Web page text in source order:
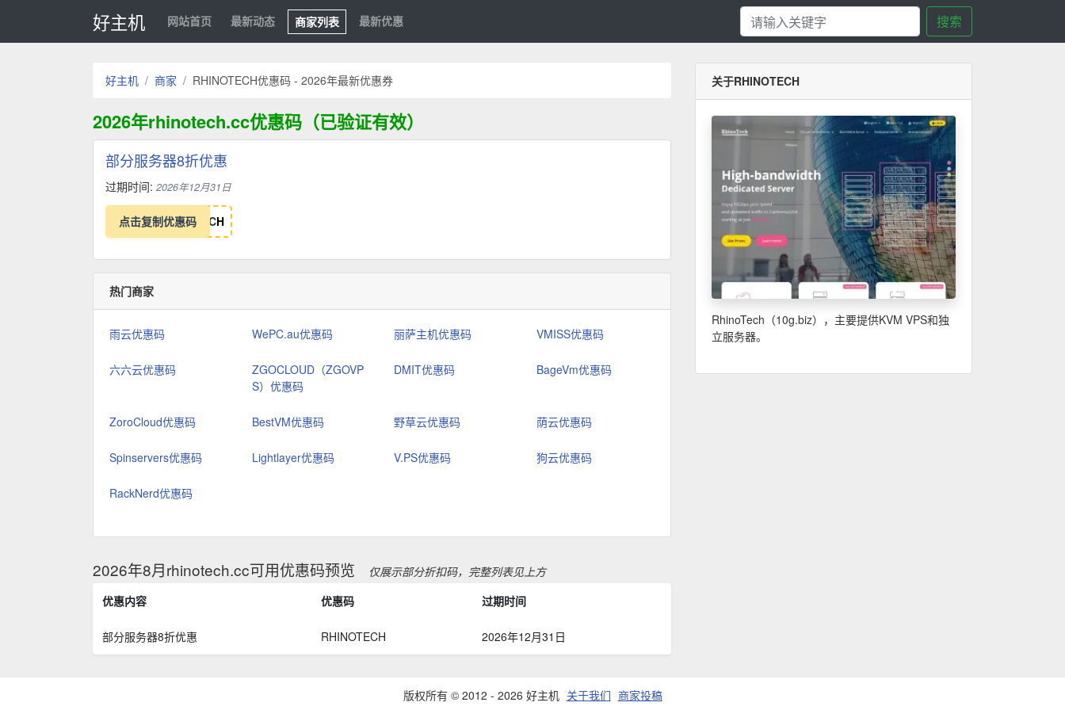
好主机 网站首页 最新动态 商家列表 最新优惠 搜索
好主机 商家 RHINOTECH优惠码 - 2026年最新优惠券
2026年rhinotech.cc优惠码（已验证有效）
部分服务器8折优惠
过期时间: 2026年12月31日
点击复制优惠码 CH
热门商家
雨云优惠码 WePC.au优惠码 丽萨主机优惠码 VMISS优惠码
六六云优惠码
ZGOCLOUD（ZGOVP
S）优惠码
DMIT优惠码 BageVm优惠码
ZoroCloud优惠码 BestVM优惠码 野草云优惠码 荫云优惠码
Spinservers优惠码 Lightlayer优惠码 V.PS优惠码 狗云优惠码
RackNerd优惠码
2026年8月rhinotech.cc可用优惠码预览
仅展示部分折扣码，完整列表见上方
优惠内容
优惠码 过期时间
部分服务器8折优惠 RHINOTECH 2026年12月31日
关于RHINOTECH
RhinoTech（10g.biz），主要提供KVM VPS和独
立服务器。
版权所有 © 2012 - 2026 好主机 关于我们 商家投稿